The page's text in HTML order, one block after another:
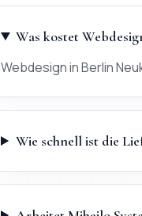
Was kostet
Webdesign in Berlin
Wie schnell ist die